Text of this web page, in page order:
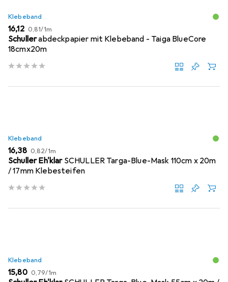
Klebeband
EUR
16,12 EUR
0,81/1m
Schullerabdeckpapier mit Klebeband - Taiga BlueCore
18cmx20m
Klebeband
EUR
16,38 EUR
0,82/1m
Schuller Eh'klar SCHULLER Targa-Blue-Mask 110cm x 20m
/ 17mm Klebesteifen
Klebeband
EUR
15,80 EUR
0,79/1m